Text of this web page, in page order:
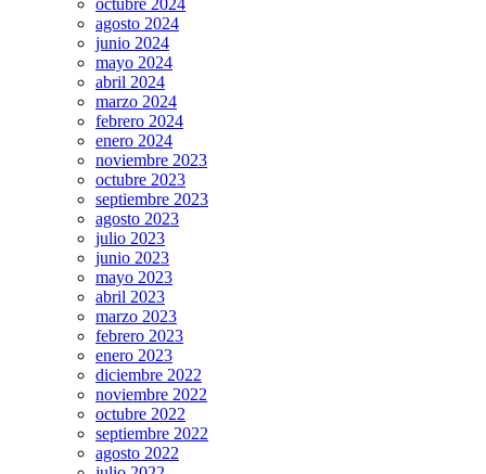
octubre 2024
agosto 2024
junio 2024
mayo 2024
abril 2024
marzo 2024
febrero 2024
enero 2024
noviembre 2023
octubre 2023
septiembre 2023
agosto 2023
julio 2023
junio 2023
mayo 2023
abril 2023
marzo 2023
febrero 2023
enero 2023
diciembre 2022
noviembre 2022
octubre 2022
septiembre 2022
agosto 2022